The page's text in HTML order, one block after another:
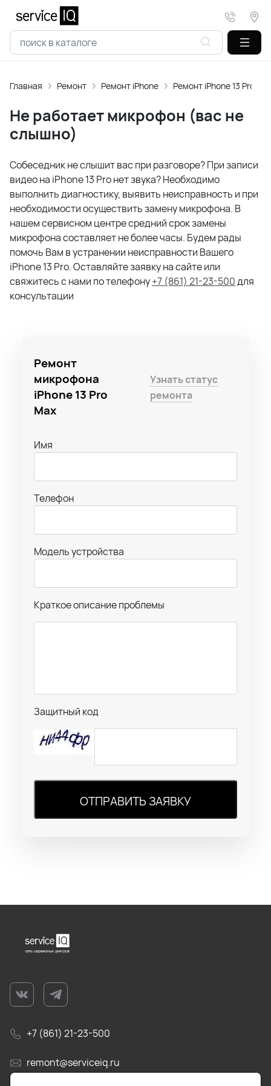
Главная Ремонт Ремонт iPhone Ремонт iPhone 13 Pro
Не работает микрофон (вас не
слышно)
Собеседник не слышит вас при разговоре? При записи
видео на iPhone 13 Pro нет звука? Необходимо
выполнить диагностику, выявить неисправность и при
необходимости осуществить замену микрофона. В
нашем сервисном центре средний срок замены
микрофона составляет не более часы. Будем рады
помочь Вам в устранении неисправности Вашего
iPhone 13 Pro. Оставляйте заявку на сайте или
свяжитесь с нами по телефону+7 (861) 21-23-500для
консультации
Ремонт
микрофона
iPhone 13 Pro
Max
Узнать статус
ремонта
Имя
Телефон
Модель устройства
Краткое описание проблемы
Защитный код
ОТПРАВИТЬ ЗАЯВКУ
+7 (861) 21-23-500
remont@serviceiq.ru